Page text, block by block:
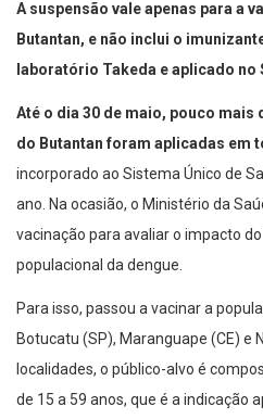
A suspensão vale apenas para a
Butantan, e não inclui o
laboratório Takeda e aplicado no
Até o dia 30 de maio, pouco mais
do Butantan foram aplicadas em
incorporado ao Sistema Único de
ano. Na ocasião, o Ministério da
vacinação para avaliar o impacto
populacional da dengue.
Para isso, passou a vacinar a
Botucatu (SP), Maranguape (CE) e
localidades, o público-alvo é
de 15 a 59 anos, que é a indicação